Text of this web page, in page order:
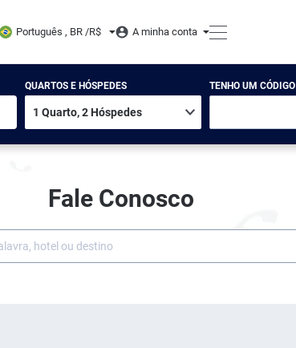
Português , BR /R$ A minha conta
QUARTOS E HÓSPEDES TENHO UM CÓDIGO
Fale Conosco